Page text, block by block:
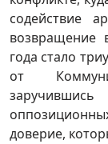
содействие
возвращение
года стало
от
доверие,